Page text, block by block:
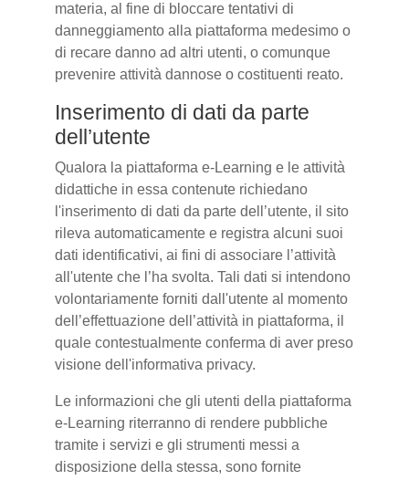
materia, al fine di bloccare tentativi di
danneggiamento alla piattaforma medesimo o
di recare danno ad altri utenti, o comunque
prevenire attività dannose o costituenti reato.
Inserimento di dati da parte
dell’utente
Qualora la piattaforma e-Learning e le attività
didattiche in essa contenute richiedano
l'inserimento di dati da parte dell’utente, il sito
rileva automaticamente e registra alcuni suoi
dati identificativi, ai fini di associare l’attività
all'utente che l’ha svolta. Tali dati si intendono
volontariamente forniti dall'utente al momento
dell’effettuazione dell’attività in piattaforma, il
quale contestualmente conferma di aver preso
visione dell'informativa privacy.
Le informazioni che gli utenti della piattaforma
e-Learning riterranno di rendere pubbliche
tramite i servizi e gli strumenti messi a
disposizione della stessa, sono fornite